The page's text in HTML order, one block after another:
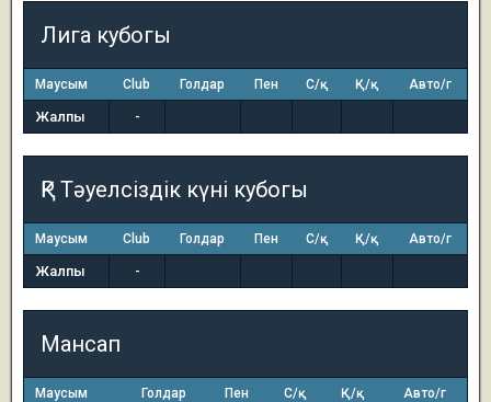
Лига кубогы
Маусым Club Голдар Пен С/қ Қ/қ Авто/г
Жалпы -
ҚР Тәуелсіздік күні кубогы
Маусым Club Голдар Пен С/қ Қ/қ Авто/г
Жалпы -
Мансап
Маусым Голдар Пен С/қ Қ/қ Авто/г